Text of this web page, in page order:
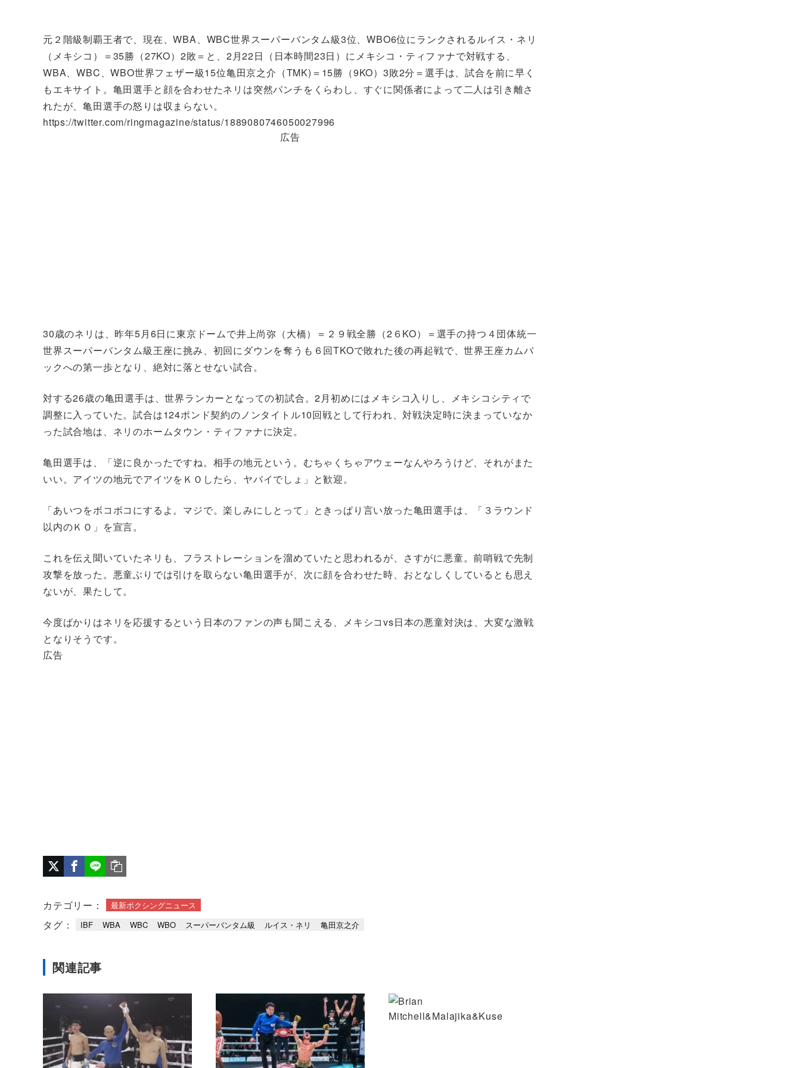
元２階級制覇王者で、現在、WBA、WBC世界スーパーバンタム級3位、WBO6位にランクされるルイス・ネリ
（メキシコ）＝35勝（27KO）2敗＝と、2月22日（日本時間23日）にメキシコ・ティファナで対戦する、
WBA、WBC、WBO世界フェザー級15位亀田京之介（TMK)＝15勝（9KO）3敗2分＝選手は、試合を前に早く
もエキサイト。亀田選手と顔を合わせたネリは突然パンチをくらわし、すぐに関係者によって二人は引き離さ
れたが、亀田選手の怒りは収まらない。
https://twitter.com/ringmagazine/status/1889080746050027996
広告
30歳のネリは、昨年5月6日に東京ドームで井上尚弥（大橋）＝２９戦全勝（2６KO）＝選手の持つ４団体統一
世界スーパーバンタム級王座に挑み、初回にダウンを奪うも６回TKOで敗れた後の再起戦で、世界王座カムバ
ックへの第一歩となり、絶対に落とせない試合。
対する26歳の亀田選手は、世界ランカーとなっての初試合。2月初めにはメキシコ入りし、メキシコシティで
調整に入っていた。試合は124ポンド契約のノンタイトル10回戦として行われ、対戦決定時に決まっていなか
った試合地は、ネリのホームタウン・ティファナに決定。
亀田選手は、「逆に良かったですね。相手の地元という。むちゃくちゃアウェーなんやろうけど、それがまた
いい。アイツの地元でアイツをＫＯしたら、ヤバイでしょ」と歓迎。
「あいつをボコボコにするよ。マジで。楽しみにしとって」ときっぱり言い放った亀田選手は、「３ラウンド
以内のＫＯ」を宣言。
これを伝え聞いていたネリも、フラストレーションを溜めていたと思われるが、さすがに悪童。前哨戦で先制
攻撃を放った。悪童ぶりでは引けを取らない亀田選手が、次に顔を合わせた時、おとなしくしているとも思え
ないが、果たして。
今度ばかりはネリを応援するという日本のファンの声も聞こえる、メキシコvs日本の悪童対決は、大変な激戦
となりそうです。
広告
カテゴリー： 最新ボクシングニュース
タグ： IBF WBA WBC WBO スーパーバンタム級 ルイス・ネリ 亀田京之介
関連記事